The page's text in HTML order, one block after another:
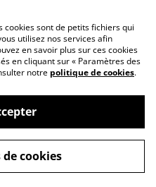
Politique de cookies
powered by
cookies sont de petits fichiers qui
utilisez nos services afin
en savoir plus sur ces cookies
en cliquant sur « Paramètres des
notre politique de cookies.
cookies